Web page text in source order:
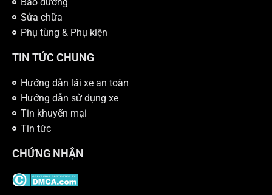
Bảo dưỡng
Sửa chữa
Phụ tùng & Phụ kiện
TIN TỨC CHUNG
Hướng dẫn lái xe an toàn
Hướng dẫn sử dụng xe
Tin khuyến mại
Tin tức
CHỨNG NHẬN